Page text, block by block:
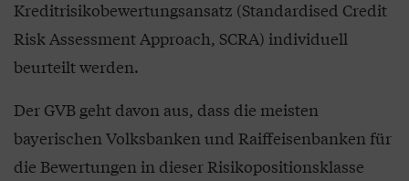
Kreditrisikobewertungsansatz (Standardised Credit
Risk Assessment Approach, SCRA) individuell
beurteilt werden.
Der GVB geht davon aus, dass die meisten
bayerischen Volksbanken und Raiffeisenbanken für
die Bewertungen in dieser Risikopositionsklasse